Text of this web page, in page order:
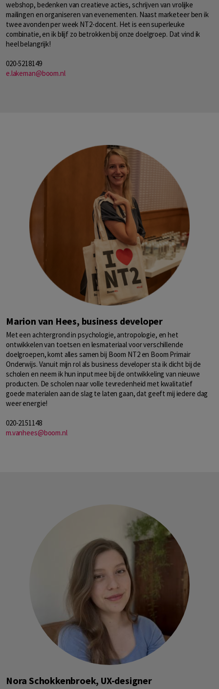
webshop, bedenken van creatieve acties, schrijven van vrolijke
mailingen en organiseren van evenementen. Naast marketeer ben ik
twee avonden per week NT2-docent. Het is een superleuke
combinatie, en ik blijf zo betrokken bij onze doelgroep. Dat vind ik
heel belangrijk!
020-5218149
e.lakeman@boom.nl
Marion van Hees, business developer
Met een achtergrond in psychologie, antropologie, en het
ontwikkelen van toetsen en lesmateriaal voor verschillende
doelgroepen, komt alles samen bij Boom NT2 en Boom Primair
Onderwijs. Vanuit mijn rol als business developer sta ik dicht bij de
scholen en neem ik hun input mee bij de ontwikkeling van nieuwe
producten. De scholen naar volle tevredenheid met kwalitatief
goede materialen aan de slag te laten gaan, dat geeft mij iedere dag
weer energie!
020-2151148
m.vanhees@boom.nl
Nora Schokkenbroek, UX-designer